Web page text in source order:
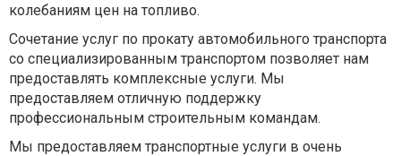
колебаниям цен на топливо.
Сочетание услуг по прокату автомобильного транспорта
со специализированным транспортом позволяет нам
предоставлять комплексные услуги. Мы
предоставляем отличную поддержку
профессиональным строительным командам.
Мы предоставляем транспортные услуги в очень